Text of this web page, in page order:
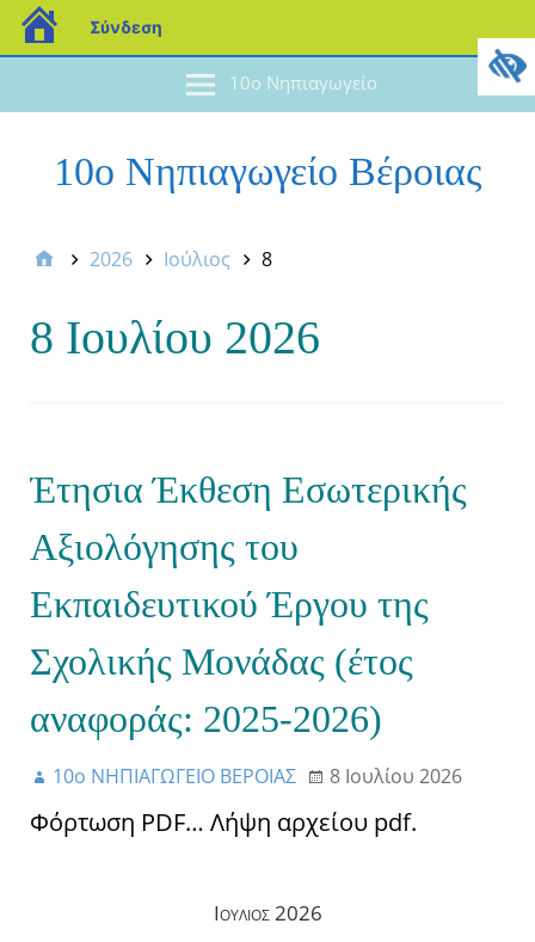
10ο Νηπιαγωγείο
10ο Νηπιαγωγείο Βέροιας
2026 Ιούλιος 8
8 Ιουλίου 2026
Έτησια Έκθεση Εσωτερικής
Αξιολόγησης του
Εκπαιδευτικού Έργου της
Σχολικής Μονάδας (έτος
αναφοράς: 2025-2026)
10ο ΝΗΠΙΑΓΩΓΕΙΟ ΒΕΡΟΙΑΣ 8 Ιουλίου 2026
Φόρτωση PDF… Λήψη αρχείου pdf.
Ιούλιος 2026
Σύνδεση